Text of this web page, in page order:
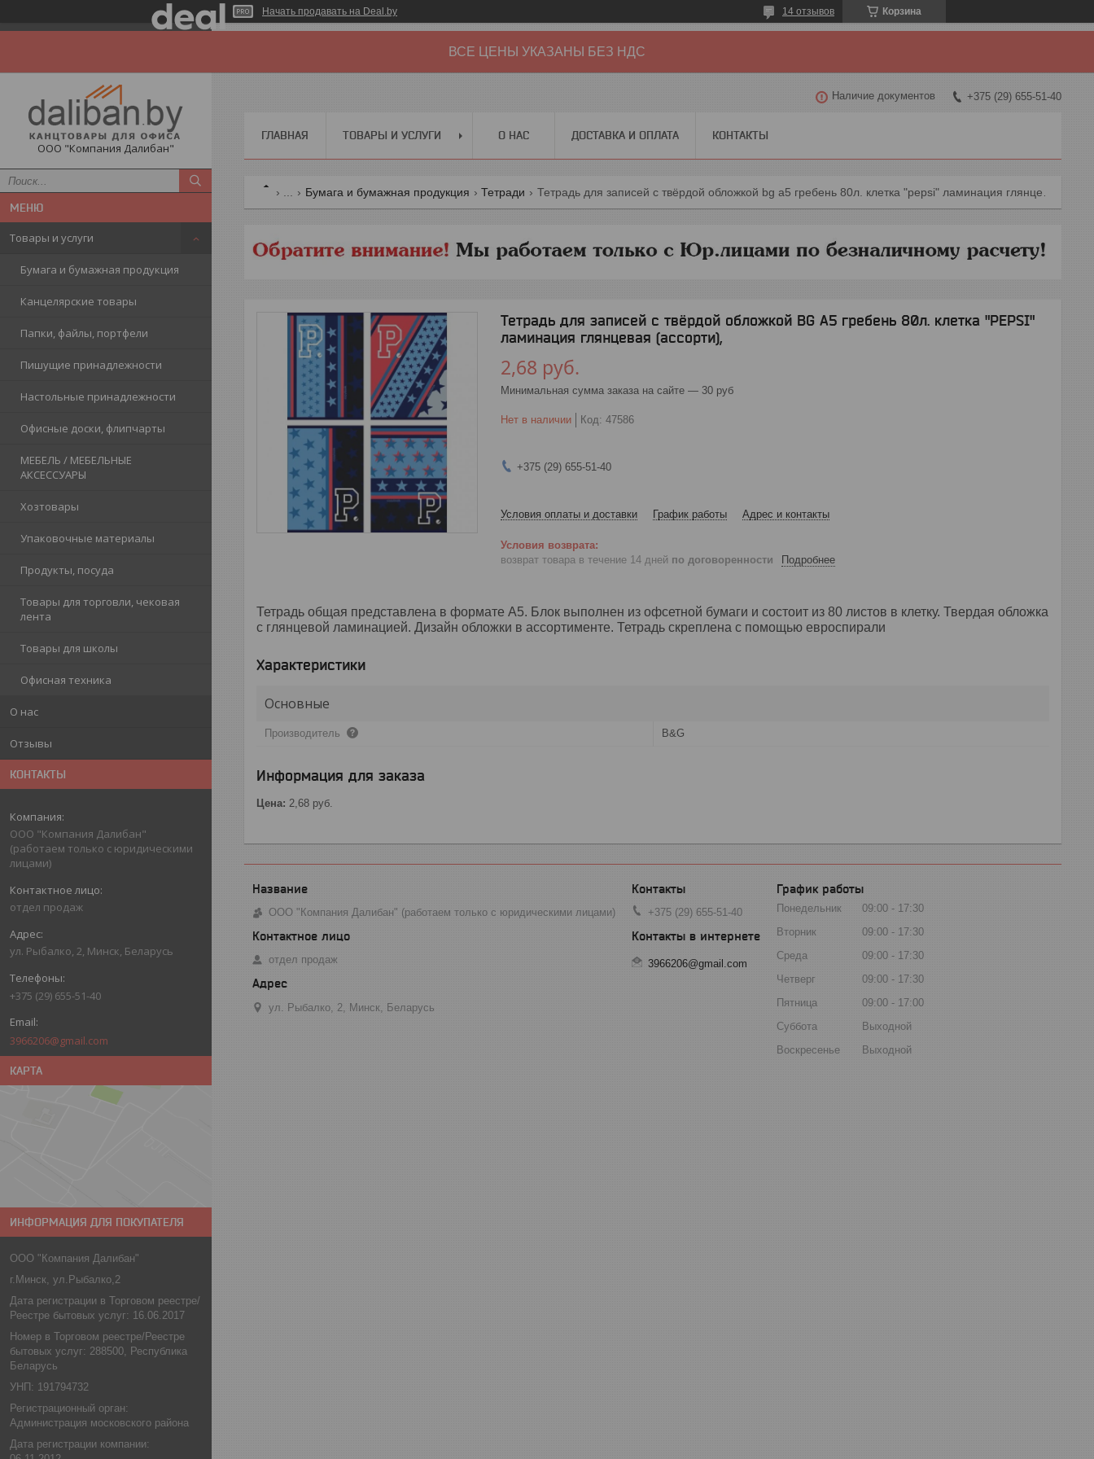
Начать продавать на Deal.by Корзина
14 отзывов
ВСЕ ЦЕНЫ УКАЗАНЫ БЕЗ НДС
ООО "Компания Далибан"
Товары и услуги
Бумага и бумажная продукция
Канцелярские товары
Папки, файлы, портфели
Пишущие принадлежности
Настольные принадлежности
Офисные доски, флипчарты
МЕБЕЛЬ / МЕБЕЛЬНЫЕ
АКСЕССУАРЫ
Хозтовары
Упаковочные материалы
Продукты, посуда
Товары для торговли, чековая
лента
Товары для школы
Офисная техника
О нас
Отзывы
КОНТАКТЫ
ООО "Компания Далибан"
(работаем только с юридическими
лицами)
отдел продаж
ул. Рыбалко, 2, Минск, Беларусь
+375 (29) 655-51-40
3966206@gmail.com
КАРТА
ИНФОРМАЦИЯ ДЛЯ ПОКУПАТЕЛЯ
ООО "Компания Далибан"
г.Минск, ул.Рыбалко,2
Дата регистрации в Торговом реестре/
Реестре бытовых услуг: 16.06.2017
Номер в Торговом реестре/Реестре
бытовых услуг: 288500, Республика
Беларусь
УНП: 191794732
Регистрационный орган:
Администрация московского района
Дата регистрации компании:
Наличие документов +375 (29) 655-51-40
ГЛАВНАЯ ТОВАРЫ И УСЛУГИ О НАС ДОСТАВКА И ОПЛАТА КОНТАКТЫ
Бумага и бумажная продукция Тетради
Тетрадь для записей с твёрдой обложкой BG А5 гребень 80л. клетка "PEPSI"
ламинация глянцевая (ассорти),
2,68 руб.
Минимальная сумма заказа на сайте — 30 руб
Нет в наличии Код: 47586
+375 (29) 655-51-40
Условия оплаты и доставки График работы Адрес и контакты
возврат товара в течение 14 дней по договоренности Подробнее
Тетрадь общая представлена в формате А5. Блок выполнен из офсетной бумаги и состоит из 80 листов в клетку. Твердая обложка
с глянцевой ламинацией. Дизайн обложки в ассортименте. Тетрадь скреплена с помощью евроспирали
Характеристики
Основные
Производитель B&G
Информация для заказа
Цена: 2,68 руб.
ООО "Компания Далибан" (работаем только с юридическими лицами)
отдел продаж
ул. Рыбалко, 2, Минск, Беларусь
+375 (29) 655-51-40
3966206@gmail.com
График работы
Понедельник 09:00
17:30
Вторник
09:00
17:30
Среда
09:00
17:30
Четверг
09:00
17:30
Пятница
09:00
17:00
Суббота
Выходной
Воскресенье
Выходной